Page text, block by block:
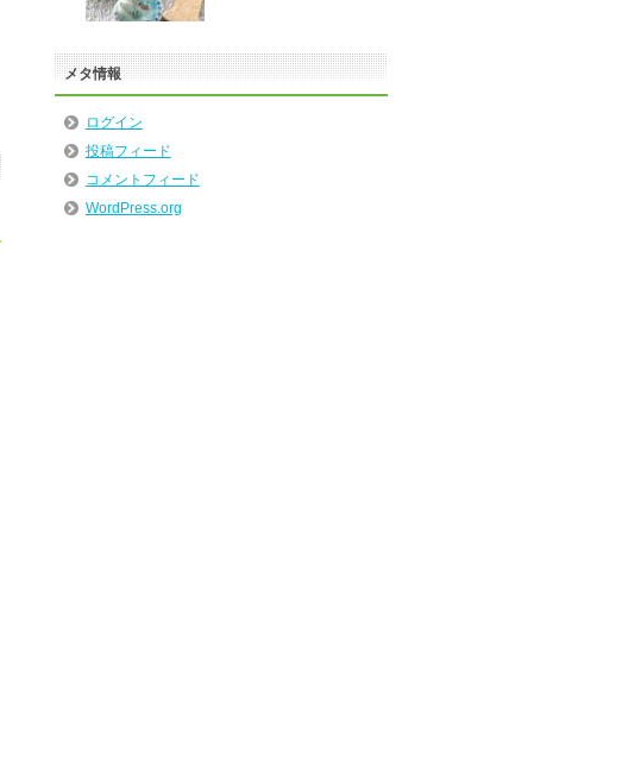
メタ情報
ログイン
投稿フィード
コメントフィード
WordPress.org